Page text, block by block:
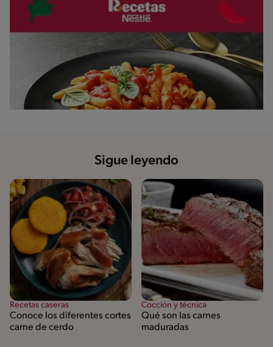
Sigue leyendo
Recetas caseras
Conoce los diferentes cortes
carne de cerdo
Cocción y técnica
Qué son las carnes
maduradas